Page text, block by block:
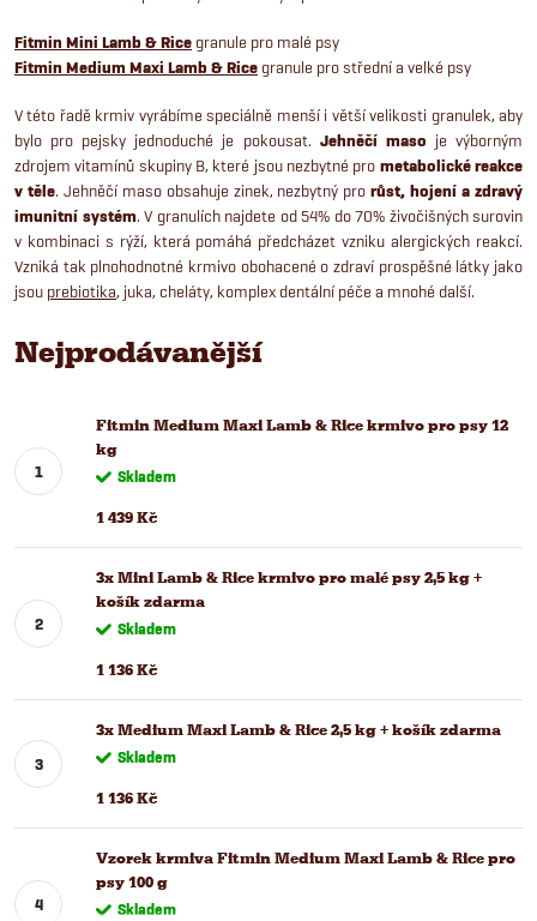
Fitmin Mini Lamb & Rice granule pro malé psy
Fitmin Medium Maxi Lamb & Rice granule pro střední a velké psy
V této řadě krmiv vyrábíme speciálně menší i větší velikosti granulek, aby
bylo pro pejsky jednoduché je pokousat. Jehněčí maso je výborným
zdrojem vitamínů skupiny B, které jsou nezbytné pro metabolické reakce
v těle. Jehněčí maso obsahuje zinek, nezbytný pro růst, hojení a zdravý
imunitní systém. V granulích najdete od 54% do 70% živočišných surovin
v kombinaci s rýží, která pomáhá předcházet vzniku alergických reakcí.
Vzniká tak plnohodnotné krmivo obohacené o zdraví prospěšné látky jako
jsou prebiotika, juka, cheláty, komplex dentální péče a mnohé další.
Nejprodávanější
Fitmin Medium Maxi Lamb & Rice krmivo pro psy 12
kg
Skladem
1 439 Kč
3x Mini Lamb & Rice krmivo pro malé psy 2,5 kg +
košík zdarma
Skladem
1 136 Kč
3x Medium Maxi Lamb & Rice 2,5 kg + košík zdarma
Skladem
1 136 Kč
Vzorek krmiva Fitmin Medium Maxi Lamb & Rice pro
psy 100 g
Skladem